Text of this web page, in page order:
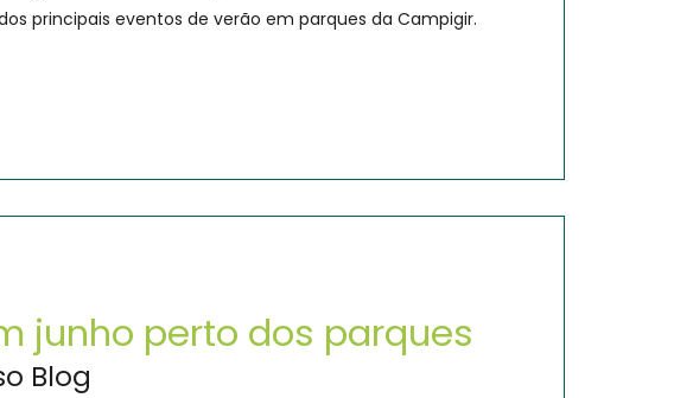
principais eventos de verão em parques da Campigir.
junho perto dos parques
Blog